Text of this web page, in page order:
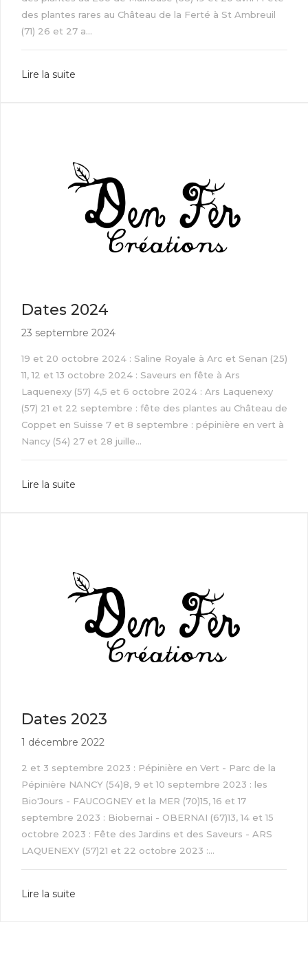
des plantes rares au Château de la Ferté à St Ambreuil
(71) 26 et 27 a...
Lire la suite
Dates 2024
23 septembre 2024
19 et 20 octobre 2024 : Saline Royale à Arc et Senan (25)
11, 12 et 13 octobre 2024 : Saveurs en fête à Ars
Laquenexy (57) 4,5 et 6 octobre 2024 : Ars Laquenexy
(57) 21 et 22 septembre : fête des plantes au Château de
Coppet en Suisse 7 et 8 septembre : pépinière en vert à
Nancy (54) 27 et 28 juille...
Lire la suite
Dates 2023
1 décembre 2022
2 et 3 septembre 2023 : Pépinière en Vert - Parc de la
Pépinière NANCY (54)8, 9 et 10 septembre 2023 : les
Bio'Jours - FAUCOGNEY et la MER (70)15, 16 et 17
septembre 2023 : Biobernai - OBERNAI (67)13, 14 et 15
octobre 2023 : Fête des Jardins et des Saveurs - ARS
LAQUENEXY (57)21 et 22 octobre 2023 :...
Lire la suite